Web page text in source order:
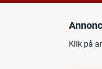
Klik på